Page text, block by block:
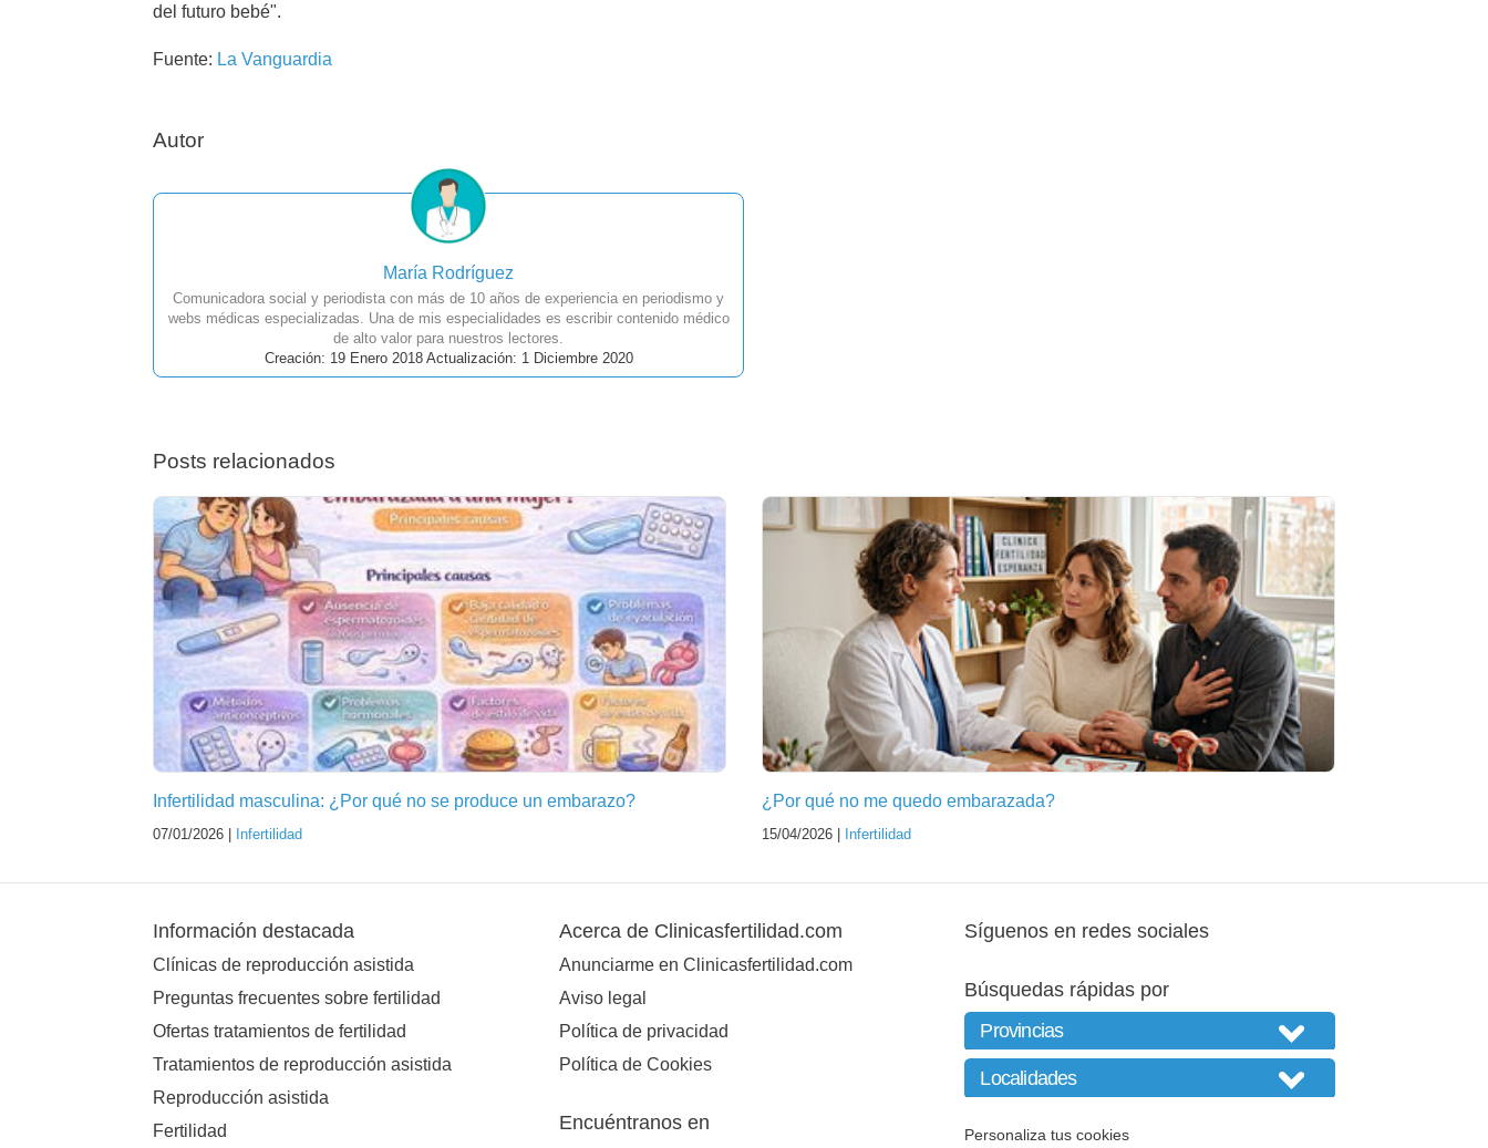
del futuro bebé".
Fuente: La Vanguardia
Autor
María Rodríguez
Comunicadora social y periodista con más de 10 años de experiencia en periodismo y
webs médicas especializadas. Una de mis especialidades es escribir contenido médico
de alto valor para nuestros lectores.
Creación: 19 Enero 2018 Actualización: 1 Diciembre 2020
Posts relacionados
Infertilidad masculina: ¿Por qué no se produce un embarazo?
07/01/2026 | Infertilidad
¿Por qué no me quedo embarazada?
15/04/2026 | Infertilidad
Información destacada
Clínicas de reproducción asistida
Preguntas frecuentes sobre fertilidad
Ofertas tratamientos de fertilidad
Tratamientos de reproducción asistida
Reproducción asistida
Fertilidad
Acerca de Clinicasfertilidad.com
Anunciarme en Clinicasfertilidad.com
Aviso legal
Política de privacidad
Política de Cookies
Encuéntranos en
Síguenos en redes sociales
Búsquedas rápidas por
Personaliza tus cookies